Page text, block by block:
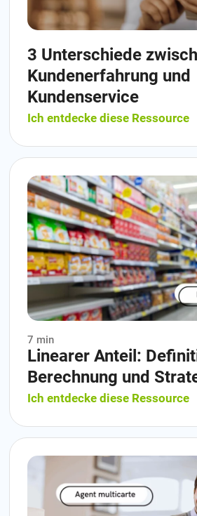
3 Unterschiede
Kundenerfahrung und
Kundenservice
Ich entdecke diese Ressource
7 min
Linearer Anteil:
Berechnung und
Ich entdecke diese Ressource